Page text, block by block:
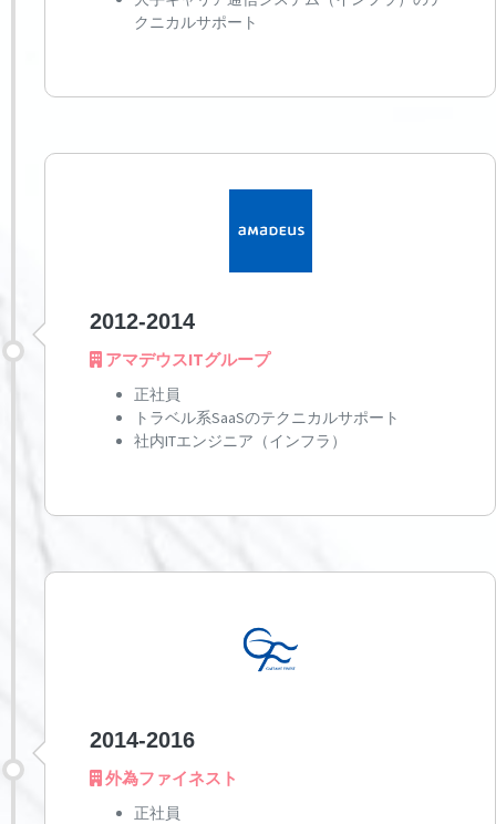
クニカルサポート
2012-2014
アマデウスITグループ
正社員
トラベル系SaaSのテクニカルサポート
社内ITエンジニア（インフラ）
2014-2016
外為ファイネスト
正社員